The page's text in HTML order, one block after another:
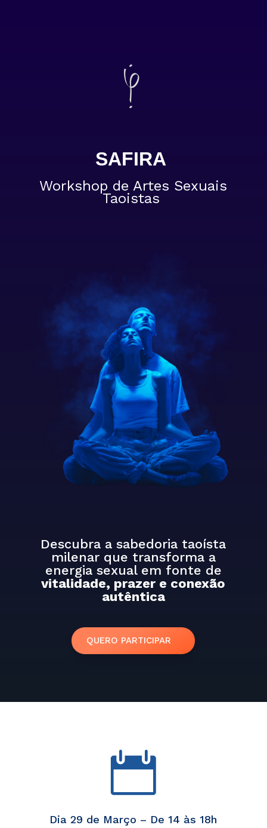
SAFIRA
Workshop de Artes Sexuais
Taoistas
Descubra a sabedoria taoísta
milenar que transforma a
energia sexual em fonte de
vitalidade, prazer e conexão
autêntica
QUERO PARTICIPAR

Dia 29 de Março – De 14 às 18h